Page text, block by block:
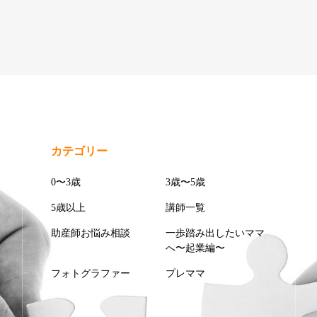
カテゴリー
0〜3歳 3歳〜5歳
5歳以上 講師一覧
助産師お悩み相談
一歩踏み出したいママ
へ〜起業編〜
フォトグラファー プレママ